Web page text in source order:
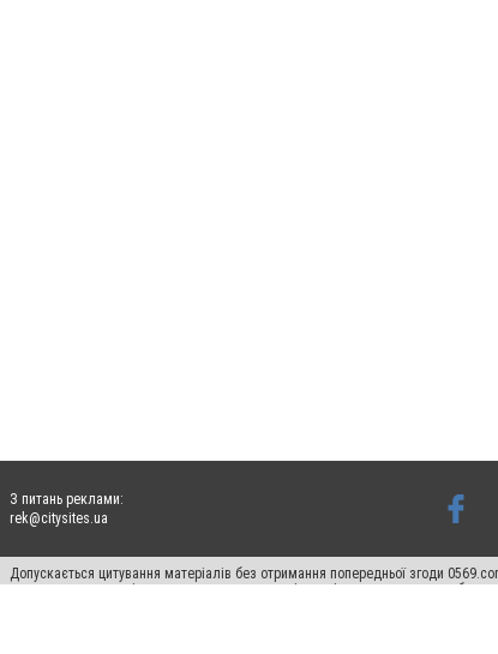
З питань реклами:
rek@citysites.ua
Допускається цитування матеріалів без отримання попередньої згоди
пошукових систем гіперпосилання на цитовані статті не нижче другого